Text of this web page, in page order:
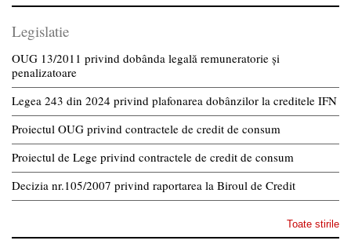
Legislatie
OUG 13/2011 privind dobânda legală remuneratorie și
penalizatoare
Legea 243 din 2024 privind plafonarea dobânzilor la creditele IFN
Proiectul OUG privind contractele de credit de consum
Proiectul de Lege privind contractele de credit de consum
Decizia nr.105/2007 privind raportarea la Biroul de Credit
Toate stirile